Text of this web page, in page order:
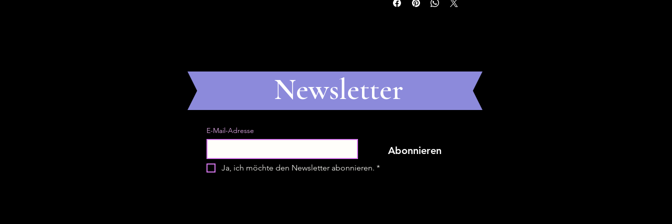
E-Mail-Adresse
Abonnieren
Ja, ich möchte den Newsletter abonnieren. *
Newsletter